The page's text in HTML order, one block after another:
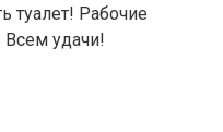
туалет! Рабочие
Всем удачи!